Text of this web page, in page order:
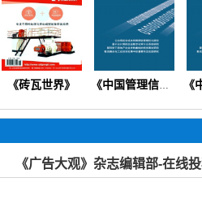
《砖瓦世界》 《中国管理信息化》（经济研究公共管理人力资源教育教学）
《广告大观》杂志编辑部-在线